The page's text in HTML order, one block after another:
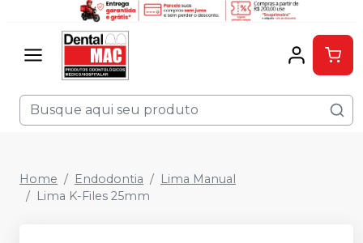
Home Endodontia
Lima Manual
Lima K-Files 25mm